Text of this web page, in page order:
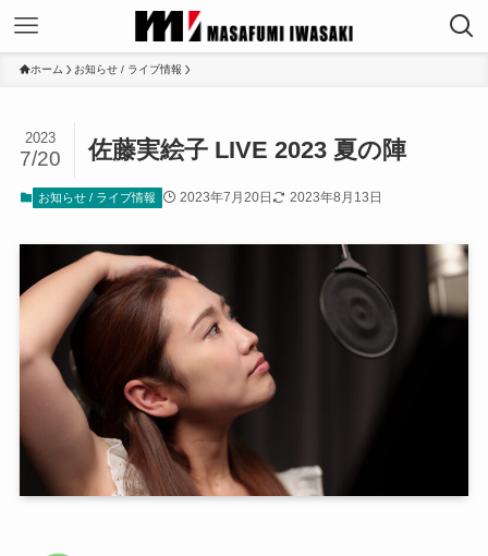
ホーム お知らせ / ライブ情報
佐藤実絵子 LIVE 2023 夏の陣
2023
7/20
お知らせ / ライブ情報 2023年7月20日 2023年8月13日